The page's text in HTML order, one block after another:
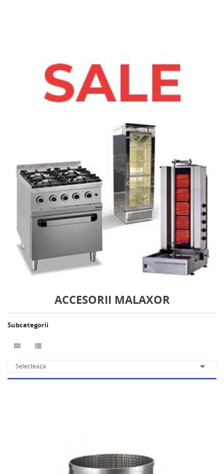
ACCESORII MALAXOR
Subcategorii
 
Selecteaza 